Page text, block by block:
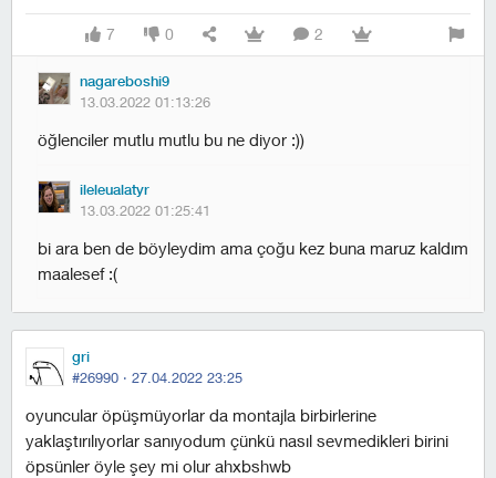
7 0 2
nagareboshi9
13.03.2022 01:13:26
öğlenciler mutlu mutlu bu ne diyor :))
ileleualatyr
13.03.2022 01:25:41
bi ara ben de böyleydim ama çoğu kez buna maruz kaldım
maalesef :(
gri
#26990 · 27.04.2022 23:25
oyuncular öpüşmüyorlar da montajla birbirlerine
yaklaştırılıyorlar sanıyodum çünkü nasıl sevmedikleri birini
öpsünler öyle şey mi olur ahxbshwb